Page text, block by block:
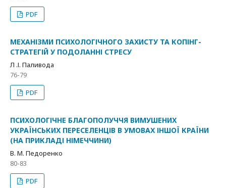
PDF
МЕХАНІЗМИ ПСИХОЛОГІЧНОГО ЗАХИСТУ ТА КОПІНГ-
СТРАТЕГІЙ У ПОДОЛАННІ СТРЕСУ
Л .І. Паливода
76-79
PDF
ПСИХОЛОГІЧНЕ БЛАГОПОЛУЧЧЯ ВИМУШЕНИХ
УКРАЇНСЬКИХ ПЕРЕСЕЛЕНЦІВ В УМОВАХ ІНШОЇ КРАЇНИ
(НА ПРИКЛАДІ НІМЕЧЧИНИ)
В. М. Педоренко
80-83
PDF